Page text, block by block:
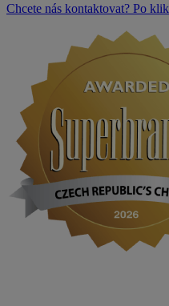
Chcete nás kontaktovat? Po